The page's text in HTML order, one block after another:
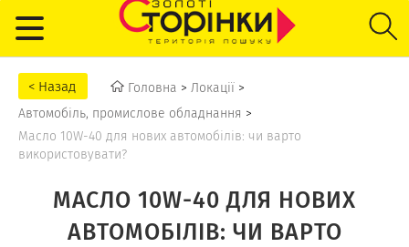
Головна > Локації >
Автомобіль, промислове обладнання >
Масло 10W-40 для нових автомобілів: чи варто
використовувати?
МАСЛО 10W-40 ДЛЯ НОВИХ
АВТОМОБІЛІВ: ЧИ ВАРТО